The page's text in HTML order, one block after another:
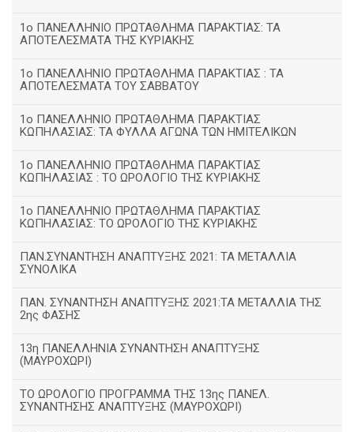
1ο ΠΑΝΕΛΛΗΝΙΟ ΠΡΩΤΑΘΛΗΜΑ ΠΑΡΑΚΤΙΑΣ: ΤΑ
ΑΠΟΤΕΛΕΣΜΑΤΑ ΤΗΣ ΚΥΡΙΑΚΗΣ
1ο ΠΑΝΕΛΛΗΝΙΟ ΠΡΩΤΑΘΛΗΜΑ ΠΑΡΑΚΤΙΑΣ : ΤΑ
ΑΠΟΤΕΛΕΣΜΑΤΑ ΤΟΥ ΣΑΒΒΑΤΟΥ
1ο ΠΑΝΕΛΛΗΝΙΟ ΠΡΩΤΑΘΛΗΜΑ ΠΑΡΑΚΤΙΑΣ
ΚΩΠΗΛΑΣΙΑΣ: ΤΑ ΦΥΛΛΑ ΑΓΩΝΑ ΤΩΝ ΗΜΙΤΕΛΙΚΩΝ
1ο ΠΑΝΕΛΛΗΝΙΟ ΠΡΩΤΑΘΛΗΜΑ ΠΑΡΑΚΤΙΑΣ
ΚΩΠΗΛΑΣΙΑΣ : ΤΟ ΩΡΟΛΟΓΙΟ ΤΗΣ ΚΥΡΙΑΚΗΣ
1o ΠΑΝΕΛΛΗΝΙΟ ΠΡΩΤΑΘΛΗΜΑ ΠΑΡΑΚΤΙΑΣ
ΚΩΠΗΛΑΣΙΑΣ: ΤΟ ΩΡΟΛΟΓΙΟ ΤΗΣ ΚΥΡΙΑΚΗΣ
ΠΑΝ.ΣΥΝΑΝΤΗΣΗ ΑΝΑΠΤΥΞΗΣ 2021: ΤΑ ΜΕΤΑΛΛΙΑ
ΣΥΝΟΛΙΚΑ
ΠΑΝ. ΣΥΝΑΝΤΗΣΗ ΑΝΑΠΤΥΞΗΣ 2021:ΤΑ ΜΕΤΑΛΛΙΑ ΤΗΣ
2ης ΦΑΣΗΣ
13η ΠΑΝΕΛΛΗΝΙΑ ΣΥΝΑΝΤΗΣΗ ΑΝΑΠΤΥΞΗΣ
(ΜΑΥΡΟΧΩΡΙ)
ΤΟ ΩΡΟΛΟΓΙΟ ΠΡΟΓΡΑΜΜΑ ΤΗΣ 13ης ΠΑΝΕΛ.
ΣΥΝΑΝΤΗΣΗΣ ΑΝΑΠΤΥΞΗΣ (ΜΑΥΡΟΧΩΡΙ)